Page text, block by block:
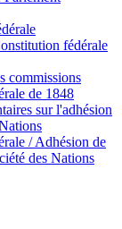
fédérale
commissions
de 1848
sur l'adhésion
/ Adhésion de
des Nations